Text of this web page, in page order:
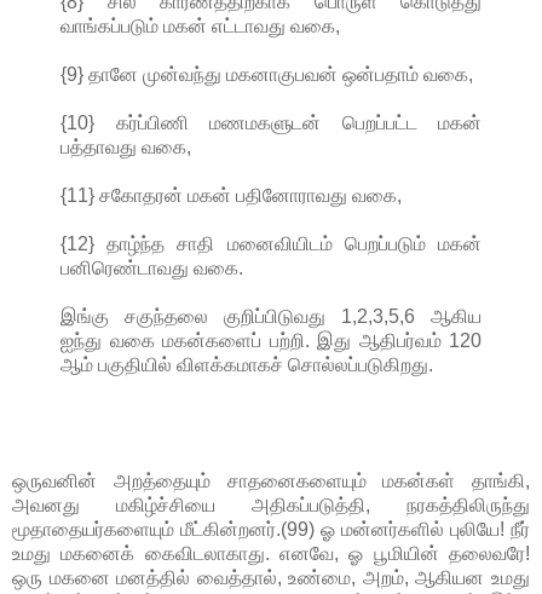
வாங்கப்படும் மகன் எட்டாவது வகை,
{9} தானே முன்வந்து மகனாகுபவன் ஒன்பதாம் வகை,
{10} கர்ப்பிணி மணமகளுடன் பெறப்பட்ட மகன்
பத்தாவது வகை,
{11} சகோதரன் மகன் பதினோராவது வகை,
{12} தாழ்ந்த சாதி மனைவியிடம் பெறப்படும் மகன்
பனிரெண்டாவது வகை.
இங்கு சகுந்தலை குறிப்பிடுவது 1,2,3,5,6 ஆகிய
ஐந்து வகை மகன்களைப் பற்றி. இது ஆதிபர்வம் 120
ஆம் பகுதியில் விளக்கமாகச் சொல்லப்படுகிறது.
ஒருவனின் அறத்தையும் சாதனைகளையும் மகன்கள் தாங்கி,
அவனது மகிழ்ச்சியை அதிகப்படுத்தி, நரகத்திலிருந்து
மூதாதையர்களையும் மீட்கின்றனர்.(99) ஓ மன்னர்களில் புலியே! நீர்
உமது மகனைக் கைவிடலாகாது. எனவே, ஓ பூமியின் தலைவரே!
ஒரு மகனை மனத்தில் வைத்தால், உண்மை, அறம், ஆகியன உமது